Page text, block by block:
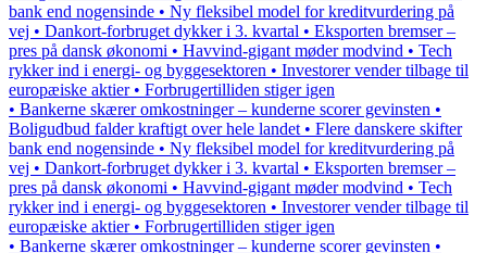
bank end nogensinde • Ny fleksibel model for kreditvurdering på
vej • Dankort-forbruget dykker i 3. kvartal • Eksporten bremser –
pres på dansk økonomi • Havvind-gigant møder modvind • Tech
rykker ind i energi- og byggesektoren • Investorer vender tilbage til
europæiske aktier • Forbrugertilliden stiger igen
• Bankerne skærer omkostninger – kunderne scorer gevinsten •
Boligudbud falder kraftigt over hele landet • Flere danskere skifter
bank end nogensinde • Ny fleksibel model for kreditvurdering på
vej • Dankort-forbruget dykker i 3. kvartal • Eksporten bremser –
pres på dansk økonomi • Havvind-gigant møder modvind • Tech
rykker ind i energi- og byggesektoren • Investorer vender tilbage til
europæiske aktier • Forbrugertilliden stiger igen
• Bankerne skærer omkostninger – kunderne scorer gevinsten •